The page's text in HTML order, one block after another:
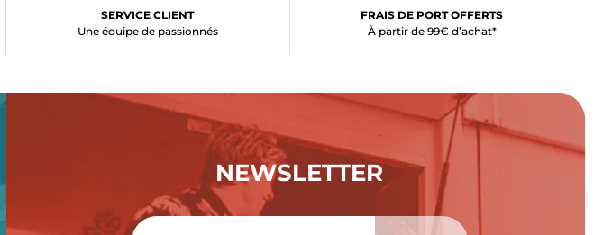
SERVICE CLIENT
Une équipe de passionnés
FRAIS DE PORT OFFERTS
À partir de 99€ d’achat*
NEWSLETTER